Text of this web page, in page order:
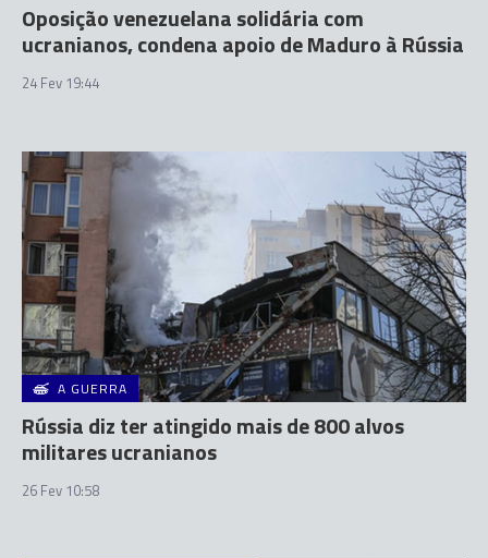
Oposição venezuelana solidária com
ucranianos, condena apoio de Maduro à Rússia
24 Fev 19:44
A GUERRA
Rússia diz ter atingido mais de 800 alvos
militares ucranianos
26 Fev 10:58